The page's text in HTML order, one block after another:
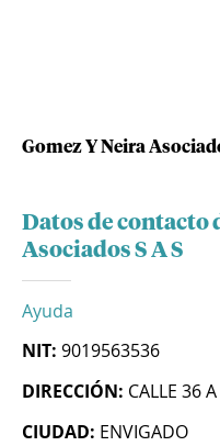
Gomez Y Neira
Datos de contacto
Asociados S A S
Ayuda
NIT: 9019563536
DIRECCIÓN: CALLE 36
CIUDAD: ENVIGADO